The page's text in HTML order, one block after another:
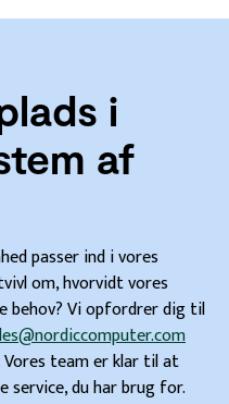
i
af
passer ind i vores
om, hvorvidt vores
behov? Vi opfordrer dig til
Vores team er klar til at
service, du har brug for.